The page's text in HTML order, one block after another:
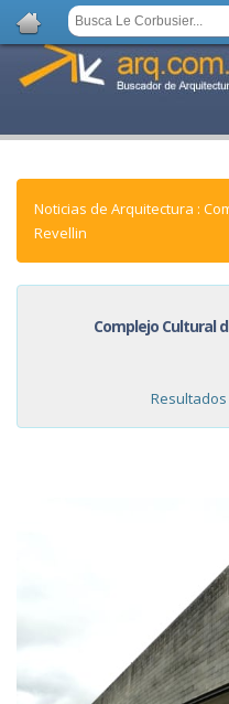
Noticias de Arquitectura :
Revellin
Complejo Cultural